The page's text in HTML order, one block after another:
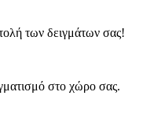
των δειγμάτων σας!
στο χώρο σας.